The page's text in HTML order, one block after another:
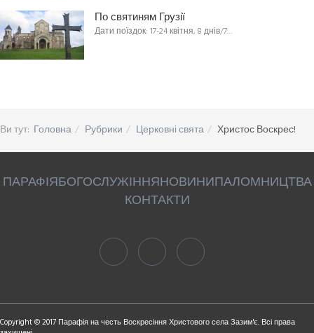
По святиням Грузії
Дати поїздок: 17-24 квітня, 8 днів/7…
Ви тут: Головна Рубрики Церковні свята Христос Воскрес!
ПАРАФІЯБОГОСЛУЖІННЯНОВИНИПАЛОМНИЦТВА
КОНТАКТИ
Copyright © 2017 Парафія на честь Воскресіння Христового села Зазим'є. Всі права